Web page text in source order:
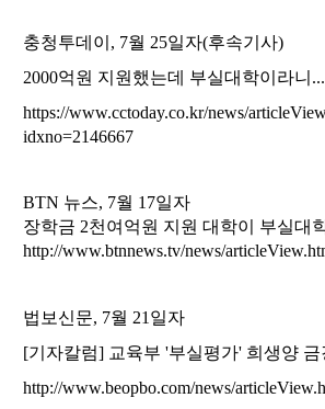
충청투데이, 7월 25일자(후속기사)
2000억원 지원했는데 부실대학이라니...
https://www.cctoday.co.kr/news/
idxno=2146667
BTN 뉴스, 7월 17일자
장학금 2천여억원 지원 대학이 부실대
http://www.btnnews.tv/news/
법보신문, 7월 21일자
[기자칼럼] 교육부 '부실평가' 희생양 금
http://www.beopbo.com/news/